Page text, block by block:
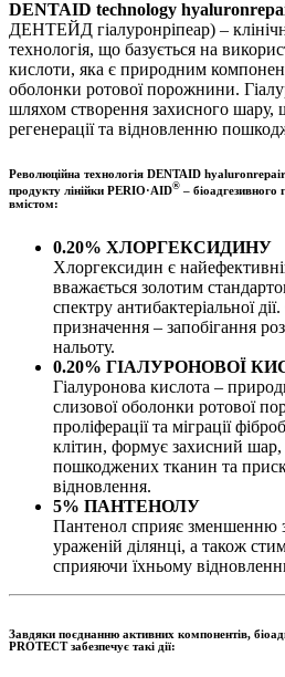
DENTAID technology
ДЕНТЕЙД гіалуронріпеар) –
технологія, що базується на
кислоти, яка є природним
оболонки ротової порожнини.
шляхом створення захисного шару,
регенерації та відновленню
Революційна технологія DENTAID
продукту лінійки PERIO·AID® –
вмістом:
0.20% ХЛОРГЕКСИДИНУ
Хлоргексидин є
вважається золотим
спектру антибактеріальної
призначення – запобігання
нальоту.
0.20% ГІАЛУРОНОВОЇ
Гіалуронова кислота –
слизової оболонки ротової
проліферації та міграції
клітин, формує захисний шар,
пошкоджених тканин та
відновлення.
5% ПАНТЕНОЛУ
Пантенол сприяє зменшенню
ураженій ділянці, а також
сприяючи їхньому
Завдяки поєднанню активних компонентів,
PROTECT забезпечує такі дії: